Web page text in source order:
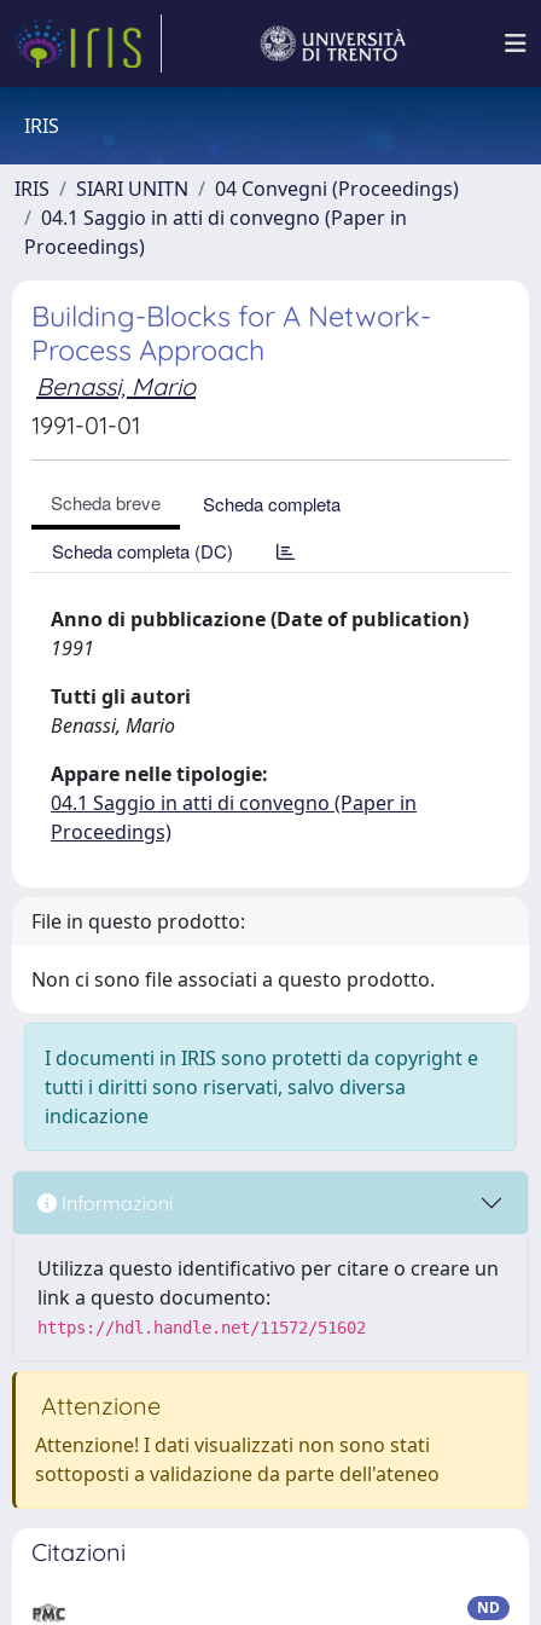
IRIS
IRIS SIARI UNITN
04 Convegni (Proceedings)
04.1 Saggio in atti di convegno (Paper in
Proceedings)
Building-Blocks for A Network-
Process Approach
Benassi, Mario
1991-01-01
Scheda breve
Scheda completa
Scheda completa (DC)
Anno di pubblicazione (Date of publication)
1991
Tutti gli autori
Benassi, Mario
Appare nelle tipologie:
04.1 Saggio in atti di convegno (Paper in
Proceedings)
File in questo prodotto:
Non ci sono file associati a questo prodotto.
I documenti in IRIS sono protetti da copyright e
tutti i diritti sono riservati, salvo diversa
indicazione
Informazioni
Utilizza questo identificativo per citare o creare un
link a questo documento:
https://hdl.handle.net/11572/51602
Attenzione
Attenzione! I dati visualizzati non sono stati
sottoposti a validazione da parte dell'ateneo
Citazioni
ND